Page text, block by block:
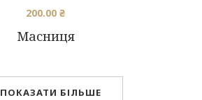
Масниця
200.00 ₴
ПОКАЗАТИ БІЛЬШЕ